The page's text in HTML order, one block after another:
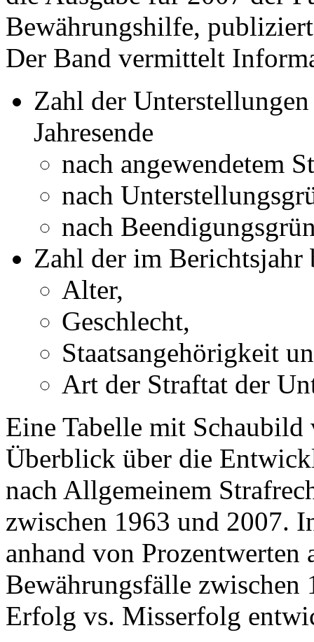
Bewährungshilfe,
Der Band vermittelt
Zahl der
Jahresende
nach angewendetem
nach
nach
Zahl der im Berichtsjahr
Alter,
Geschlecht,
Staatsangehörigkeit
Art der Straftat der
Eine Tabelle mit
Überblick über die
nach Allgemeinem
zwischen 1963 und 2007.
anhand von Prozentwerten
Bewährungsfälle
Erfolg vs. Misserfolg